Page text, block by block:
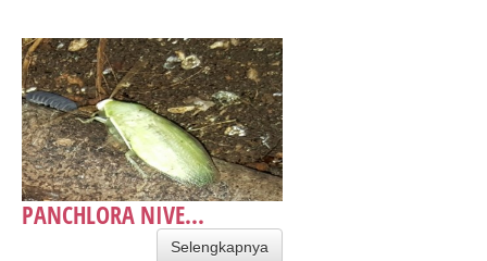
PANCHLORA NIVE...
Selengkapnya